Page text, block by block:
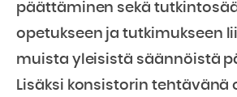
päättäminen sekä
opetukseen ja tutkimukseen
muista yleisistä säännöistä
Lisäksi konsistorin tehtävänä